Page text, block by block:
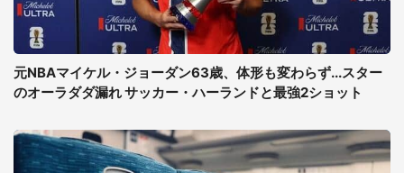
元NBAマイケル・ジョーダン63歳、体形も変わらず...スター
のオーラダダ漏れ サッカー・ハーランドと最強2ショット